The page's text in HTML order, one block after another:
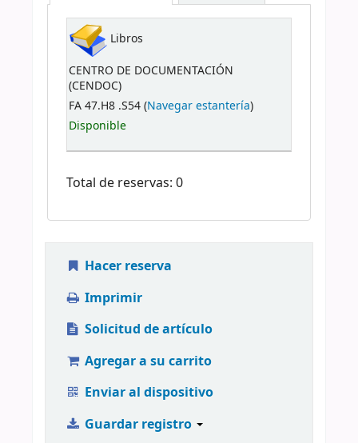
Libros
CENTRO DE DOCUMENTACIÓN
(CENDOC)
FA 47.H8 .S54 (Navegar estantería)
Disponible
Total de reservas: 0
Hacer reserva
Imprimir
Solicitud de artículo
Agregar a su carrito
Enviar al dispositivo
Guardar registro